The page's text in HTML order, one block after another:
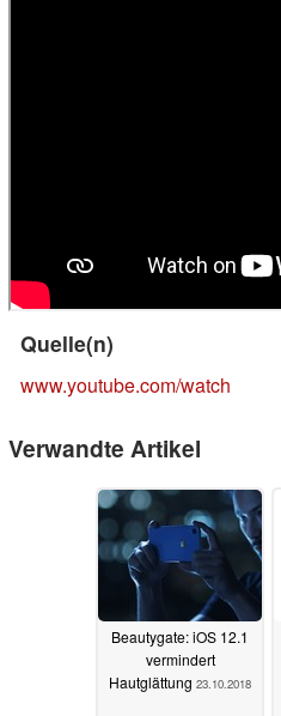
Quelle(n)
www.youtube.com/watch
Verwandte Artikel
Beautygate: iOS 12.1
vermindert
Hautglättung 23.10.2018